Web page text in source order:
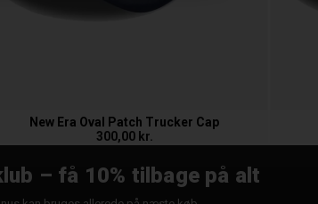
New Era Oval Patch Trucker Cap
300,00 kr.
– få 10% tilbage på alt